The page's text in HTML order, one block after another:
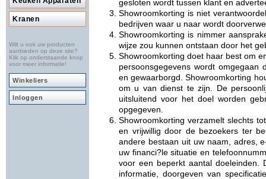
Kranen
Wilt u ook uw producten
aanbieden op deze site?
Klik op onderstaande knop
voor meer informatie!
Winkeliers
Inloggen
gesloten wordt tussen klant en
Showroomkorting is niet
bedrijven waar u naar wordt
Showroomkorting is nimmer
wijze zou kunnen ontstaan door het
Showroomkorting doet haar best om
persoonsgegevens wordt omgegaan
en gewaarborgd. Showroomkorting
om u van dienst te zijn. De
uitsluitend voor het doel worden
opgegeven.
Showroomkorting verzamelt slechts
en vrijwillig door de bezoekers ter
andere bestaan uit uw naam, adres,
uw financi?le situatie en
voor een beperkt aantal doeleinden.
informatie, doorgeven van